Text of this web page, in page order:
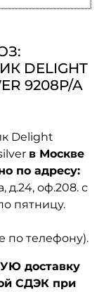
DELIGHT
9208P/A
Delight
в Москве
по адресу:
д.24, оф.208. с
пятницу.
по телефону).
доставку
СДЭК при